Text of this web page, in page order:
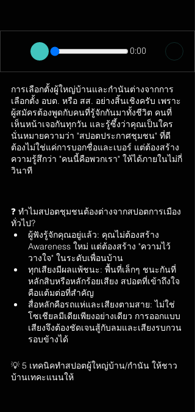
0:00
การเลือกตั้งผู้ใหญ่บ้านและกำนันต่างจากการ
เลือกตั้ง อบต. หรือ สส. อย่างสิ้นเชิงครับ เพราะ
ผู้สมัครต้องพูดกับคนที่รู้จักกันมาทั้งชีวิต คนที่
เห็นหน้าเจอกันทุกวัน และรู้ซึ้งว่าคุณเป็นใคร
นั่นหมายความว่า "สปอตประกาศชุมชน" ที่ดี
ต้องไม่ใช่แค่การบอกชื่อและเบอร์ แต่ต้องสร้าง
ความรู้สึกว่า "คนนี้คือพวกเรา" ให้ได้ภายในไม่กี่
วินาที
❓ ทำไมสปอตชุมชนต้องต่างจากสปอตการเมือง
ทั่วไป?
ผู้ฟังรู้จักคุณอยู่แล้ว: คุณไม่ต้องสร้าง
Awareness ใหม่ แต่ต้องสร้าง "ความไว้
วางใจ" ในระดับเพื่อนบ้าน
ทุกเสียงมีผลแพ้ชนะ: พื้นที่เล็กๆ ชนะกันที่
หลักสิบหรือหลักร้อยเสียง สปอตที่เข้าถึงใจ
คือแต้มต่อที่สำคัญ
สื่อหลักคือรถแห่และเสียงตามสาย: ไม่ใช่
โซเชียลมีเดียเพียงอย่างเดียว การออกแบบ
เสียงจึงต้องชัดเจนสู้กับลมและเสียงรบกวน
รอบข้างได้
💡 5 เทคนิคทำสปอตผู้ใหญ่บ้าน/กำนัน ให้ชาว
บ้านเทคะแนนให้